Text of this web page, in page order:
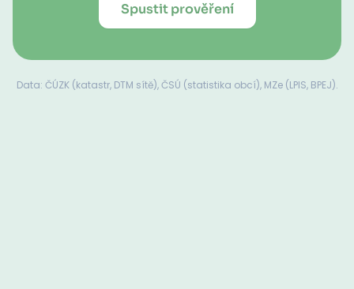
Spustit prověření
Data: ČÚZK (katastr, DTM sítě), ČSÚ (statistika obcí), MZe (LPIS, BPEJ).